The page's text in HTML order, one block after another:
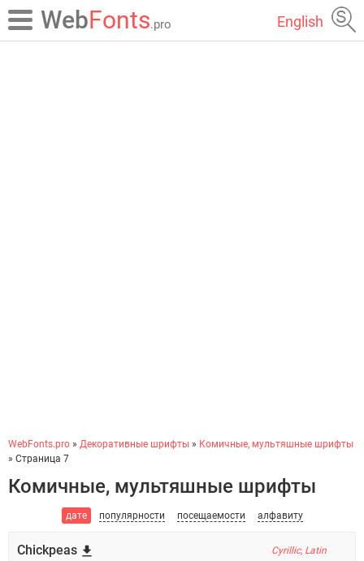
WebFonts.pro English
WebFonts.pro » Декоративные шрифты » Комичные, мультяшные шрифты
» Страница 7
Комичные, мультяшные шрифты
дате популярности посещаемости алфавиту
Chickpeas Cyrillic, Latin